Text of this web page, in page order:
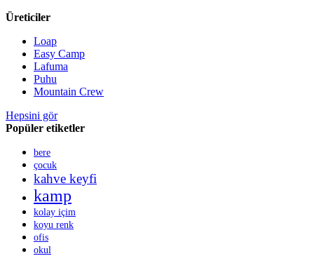
Üreticiler
Loap
Easy Camp
Lafuma
Puhu
Mountain Crew
Hepsini gör
Popüler etiketler
bere
çocuk
kahve keyfi
kamp
kolay içim
koyu renk
ofis
okul